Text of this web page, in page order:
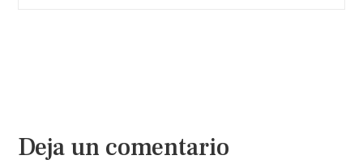
Deja un comentario